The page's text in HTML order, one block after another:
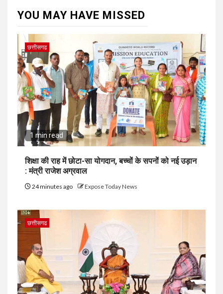
YOU MAY HAVE MISSED
छत्तीसगढ
1 min read
शिक्षा की राह में छोटा-सा योगदान, बच्चों के सपनों को नई उड़ान
: मंत्री राजेश अग्रवाल
24 minutes ago Expose Today News
छत्तीसगढ